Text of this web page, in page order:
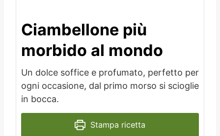
Ciambellone più
morbido al mondo
Un dolce soffice e profumato, perfetto per
ogni occasione, dal primo morso si scioglie
in bocca.
Stampa ricetta